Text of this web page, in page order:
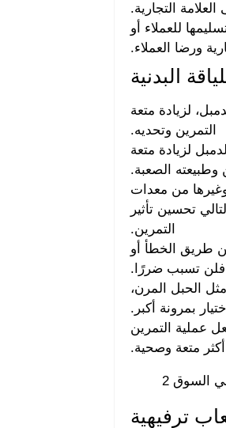
التجارية.
للعملاء أو
ورضا العملاء.
البدنية
لزيادة متعة
التمرين وتحديه.
لزيادة متعة
وطبيعته الصعبة.
وغيرها من معدات
تحسين تأثير
التمرين.
طريق الخطأ أو
تسبب ضررًا.
الحبل المرن،
بمرونة أكبر.
عملية التمرين
أكثر متعة وصحية.
ترفيهية